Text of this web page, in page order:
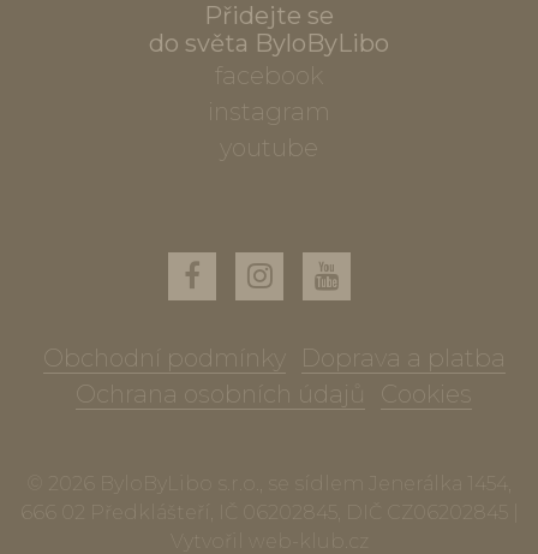
Přidejte se
do světa ByloByLibo
facebook
instagram
youtube
Obchodní podmínky
Doprava a platba
Ochrana osobních údajů
Cookies
© 2026 ByloByLibo s.r.o., se sídlem Jenerálka 1454,
666 02 Předklášteří, IČ 06202845, DIČ CZ06202845 |
Vytvořil